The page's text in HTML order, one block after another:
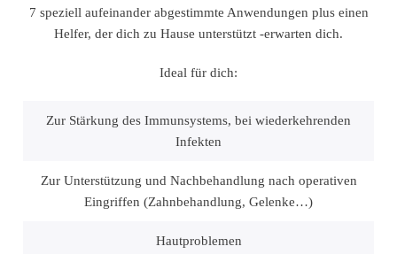
7 speziell aufeinander abgestimmte Anwendungen plus einen
Helfer, der dich zu Hause unterstützt -erwarten dich.
Ideal für dich:
Zur Stärkung des Immunsystems, bei wiederkehrenden
Infekten
Zur Unterstützung und Nachbehandlung nach operativen
Eingriffen (Zahnbehandlung, Gelenke…)
Hautproblemen